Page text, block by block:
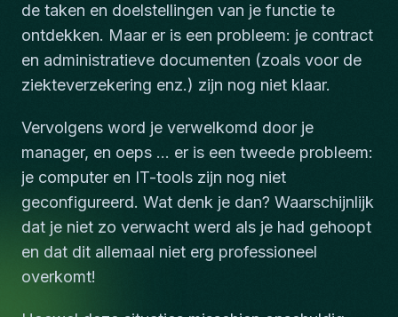
de taken en doelstellingen van je functie te
ontdekken. Maar er is een probleem: je contract
en administratieve documenten (zoals voor de
ziekteverzekering enz.) zijn nog niet klaar.
Vervolgens word je verwelkomd door je
manager, en oeps ... er is een tweede probleem:
je computer en IT-tools zijn nog niet
geconfigureerd. Wat denk je dan? Waarschijnlijk
dat je niet zo verwacht werd als je had gehoopt
en dat dit allemaal niet erg professioneel
overkomt!